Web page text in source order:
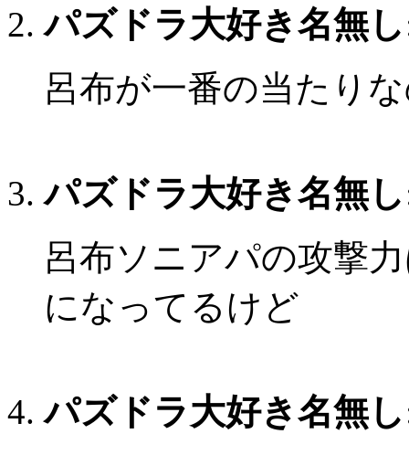
パズドラ大好き名無し
呂布が一番の当たり
パズドラ大好き名無し
呂布ソニアパの攻撃
になってるけど
パズドラ大好き名無し